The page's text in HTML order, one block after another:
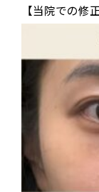
【当院での修